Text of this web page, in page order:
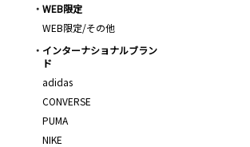
WEB限定
WEB限定/その他
インターナショナルブラン
ド
adidas
CONVERSE
PUMA
NIKE